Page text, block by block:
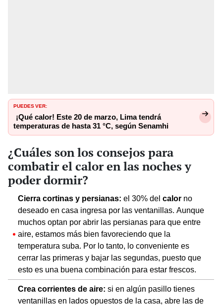
PUEDES VER:
¡Qué calor! Este 20 de marzo, Lima tendrá
temperaturas de hasta 31 °C, según Senamhi
¿Cuáles son los consejos para
combatir el calor en las noches y
poder dormir?
Cierra cortinas y persianas: el 30% del calor no
deseado en casa ingresa por las ventanillas. Aunque
muchos optan por abrir las persianas para que entre
aire, estamos más bien favoreciendo que la
temperatura suba. Por lo tanto, lo conveniente es
cerrar las primeras y bajar las segundas, puesto que
esto es una buena combinación para estar frescos.
Crea corrientes de aire: si en algún pasillo tienes
ventanillas en lados opuestos de la casa, abre las de